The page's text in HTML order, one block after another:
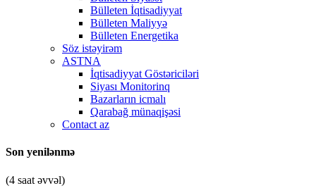
Bülleten İqtisadiyyat
Bülleten Maliyyə
Bülleten Energetika
Söz istəyirəm
ASTNA
İqtisadiyyat Göstəriciləri
Siyası Monitorinq
Bazarların icmalı
Qarabağ münaqişəsi
Contact az
Son yenilənmə
(4 saat əvvəl)